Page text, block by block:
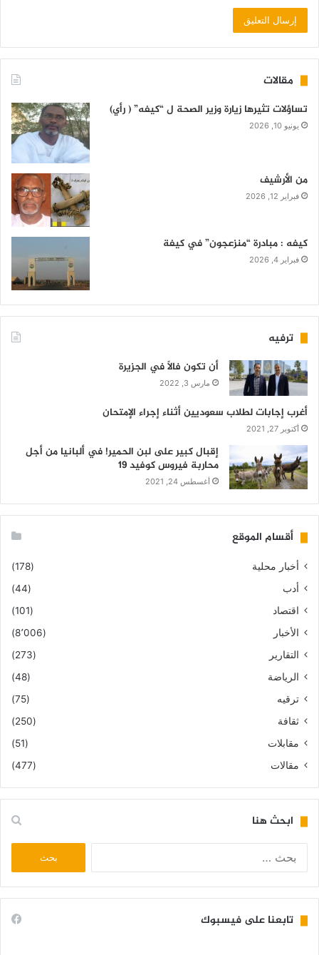
مقالات
تساؤلات تثيرها زيارة وزير الصحة ل “كيفه” ( رأي)
يونيو 10, 2026
من الأرشيف
فبراير 12, 2026
كيفه : مبادرة “منزعجون” في كيفة
فبراير 4, 2026
ترفيه
أن تكون فالاً في الجزيرة
مارس 3, 2022
أغرب إجابات لطلاب سعوديين أثناء إجراء الإمتحان
أكتوبر 27, 2021
إقبال كبير على لبن الحمير! في ألبانيا من أجل
محاربة فيروس كوفيد 19
أغسطس 24, 2021
أقسام الموقع
أخبار محلية
(178)
أدب
(44)
اقتصاد
(101)
الأخبار
(8٬006)
التقارير
(273)
الرياضة
(48)
ترقيه
(75)
ثقافة
(250)
مقابلات
(51)
مقالات
(477)
ابحث هنا
تابعنا على فيسبوك